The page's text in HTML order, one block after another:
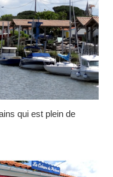
qui est plein de